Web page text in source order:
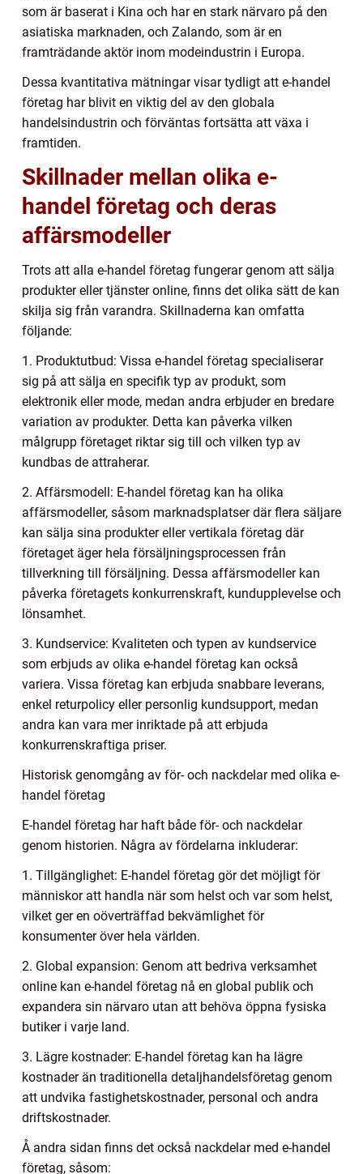
som är baserat i Kina och har en stark närvaro på den
asiatiska marknaden, och Zalando, som är en
framträdande aktör inom modeindustrin i Europa.
Dessa kvantitativa mätningar visar tydligt att e-handel
företag har blivit en viktig del av den globala
handelsindustrin och förväntas fortsätta att växa i
framtiden.
Skillnader mellan olika e-
handel företag och deras
affärsmodeller
Trots att alla e-handel företag fungerar genom att sälja
produkter eller tjänster online, finns det olika sätt de kan
skilja sig från varandra. Skillnaderna kan omfatta
följande:
1. Produktutbud: Vissa e-handel företag specialiserar
sig på att sälja en specifik typ av produkt, som
elektronik eller mode, medan andra erbjuder en bredare
variation av produkter. Detta kan påverka vilken
målgrupp företaget riktar sig till och vilken typ av
kundbas de attraherar.
2. Affärsmodell: E-handel företag kan ha olika
affärsmodeller, såsom marknadsplatser där flera säljare
kan sälja sina produkter eller vertikala företag där
företaget äger hela försäljningsprocessen från
tillverkning till försäljning. Dessa affärsmodeller kan
påverka företagets konkurrenskraft, kundupplevelse och
lönsamhet.
3. Kundservice: Kvaliteten och typen av kundservice
som erbjuds av olika e-handel företag kan också
variera. Vissa företag kan erbjuda snabbare leverans,
enkel returpolicy eller personlig kundsupport, medan
andra kan vara mer inriktade på att erbjuda
konkurrenskraftiga priser.
Historisk genomgång av för- och nackdelar med olika e-
handel företag
E-handel företag har haft både för- och nackdelar
genom historien. Några av fördelarna inkluderar:
1. Tillgänglighet: E-handel företag gör det möjligt för
människor att handla när som helst och var som helst,
vilket ger en oöverträffad bekvämlighet för
konsumenter över hela världen.
2. Global expansion: Genom att bedriva verksamhet
online kan e-handel företag nå en global publik och
expandera sin närvaro utan att behöva öppna fysiska
butiker i varje land.
3. Lägre kostnader: E-handel företag kan ha lägre
kostnader än traditionella detaljhandelsföretag genom
att undvika fastighetskostnader, personal och andra
driftskostnader.
Å andra sidan finns det också nackdelar med e-handel
företag, såsom: